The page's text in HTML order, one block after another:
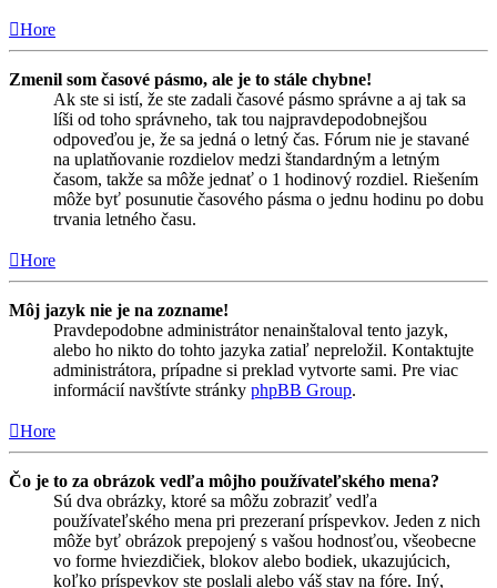
Hore
Zmenil som časové pásmo, ale je to stále chybne!
Ak ste si istí, že ste zadali časové pásmo správne a aj tak sa
líši od toho správneho, tak tou najpravdepodobnejšou
odpoveďou je, že sa jedná o letný čas. Fórum nie je stavané
na uplatňovanie rozdielov medzi štandardným a letným
časom, takže sa môže jednať o 1 hodinový rozdiel. Riešením
môže byť posunutie časového pásma o jednu hodinu po dobu
trvania letného času.
Hore
Môj jazyk nie je na zozname!
Pravdepodobne administrátor nenainštaloval tento jazyk,
alebo ho nikto do tohto jazyka zatiaľ nepreložil. Kontaktujte
administrátora, prípadne si preklad vytvorte sami. Pre viac
informácií navštívte stránky phpBB Group.
Hore
Čo je to za obrázok vedľa môjho používateľského mena?
Sú dva obrázky, ktoré sa môžu zobraziť vedľa
používateľského mena pri prezeraní príspevkov. Jeden z nich
môže byť obrázok prepojený s vašou hodnosťou, všeobecne
vo forme hviezdičiek, blokov alebo bodiek, ukazujúcich,
koľko príspevkov ste poslali alebo váš stav na fóre. Iný,